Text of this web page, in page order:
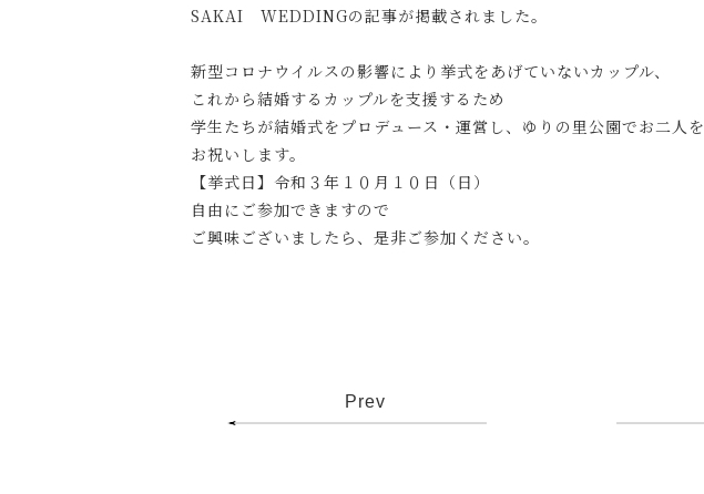
SAKAI WEDDINGの記事が掲載されました。
新型コロナウイルスの影響により挙式をあげていないカップル、
これから結婚するカップルを支援するため
学生たちが結婚式をプロデュース・運営し、ゆりの里公園でお二人を
お祝いします。
【挙式日】令和３年１０月１０日（日）
自由にご参加できますので
ご興味ございましたら、是非ご参加ください。
Prev